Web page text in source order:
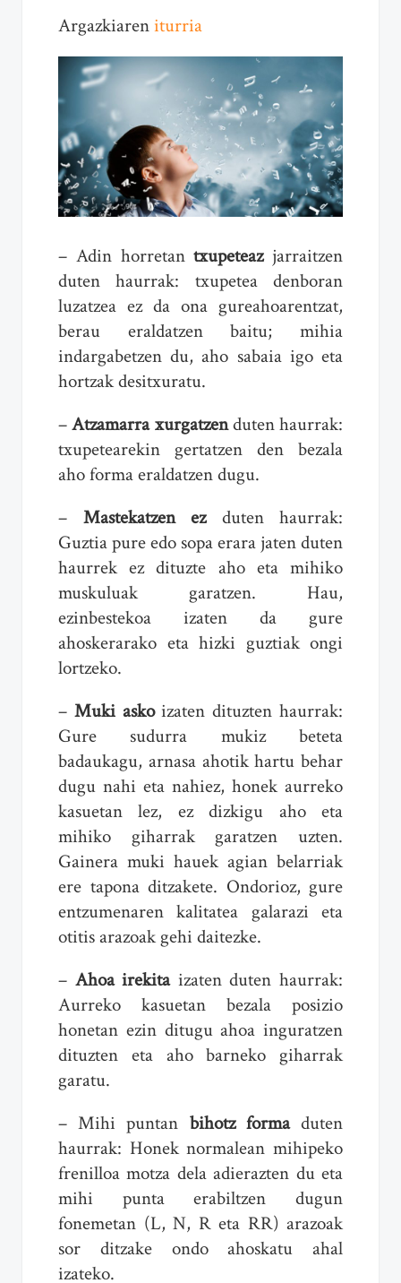
Argazkiareniturria
– Adin horretantxupeteazjarraitzen
duten haurrak: txupetea denboran
luzatzea ez da ona gureahoarentzat,
berau eraldatzen baitu; mihia
indargabetzen du, aho sabaia igo eta
hortzak desitxuratu.
–Atzamarra xurgatzenduten haurrak:
txupetearekin gertatzen den bezala
aho forma eraldatzen dugu.
– Mastekatzen ezduten haurrak:
Guztia pure edo sopa erara jaten duten
haurrek ez dituzte aho eta mihiko
muskuluak garatzen. Hau,
ezinbestekoa izaten da gure
ahoskerarako eta hizki guztiak ongi
lortzeko.
– Muki askoizaten dituzten haurrak:
Gure sudurra mukiz beteta
badaukagu, arnasa ahotik hartu behar
dugu nahi eta nahiez, honek aurreko
kasuetan lez, ez dizkigu aho eta
mihiko giharrak garatzen uzten.
Gainera muki hauek agian belarriak
ere tapona ditzakete. Ondorioz, gure
entzumenaren kalitatea galarazi eta
otitis arazoak gehi daitezke.
– Ahoa irekitaizaten duten haurrak:
Aurreko kasuetan bezala posizio
honetan ezin ditugu ahoa inguratzen
dituzten eta aho barneko giharrak
garatu.
– Mihi puntan bihotz formaduten
haurrak: Honek normalean mihipeko
frenilloa motza dela adierazten du eta
mihi punta erabiltzen dugun
fonemetan (L, N, R eta RR) arazoak
sor ditzake ondo ahoskatu ahal
izateko.